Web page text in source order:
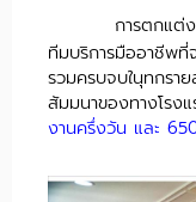
การตกแต่
ทีมบริการมืออาชีพที่
รวมครบจบในุทกรา
สัมมนาของทางโรงแ
งานครึ่งวัน และ